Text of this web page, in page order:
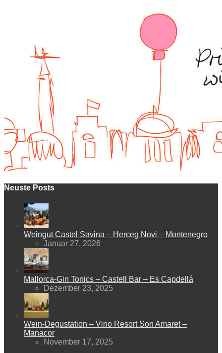
Neuste Posts
Weingut Castel Savina – Herceg Novi – Montenegro
Januar 27, 2026
Mallorca-Gin Tonics – Castell Bar – Es Capdellá
Dezember 23, 2025
Wein-Degustation – Vino Resort Son Amaret –
Manacor
November 17, 2025